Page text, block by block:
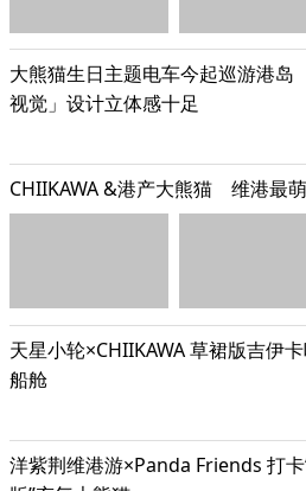
大熊猫生日主题电车今起巡游港
视觉」设计立体感十足
CHIIKAWA &港产大熊猫 维港最
天星小轮×CHIIKAWA 草裙版吉伊
船舱
洋紫荆维港游×Panda Friends 打卡